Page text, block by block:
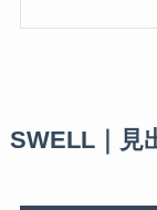
SWELL｜見